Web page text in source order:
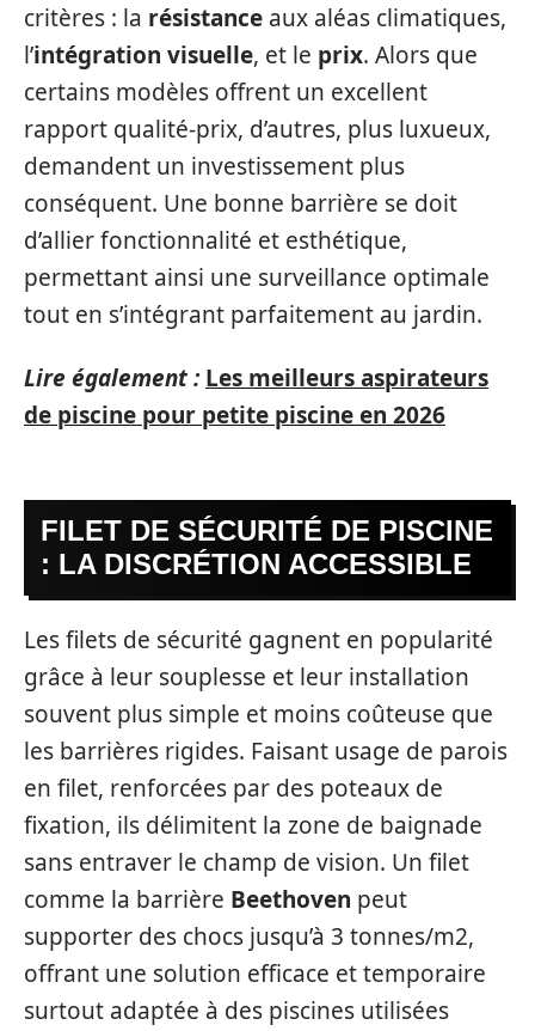
critères : la résistance aux aléas climatiques,
l’intégration visuelle, et le prix. Alors que
certains modèles offrent un excellent
rapport qualité-prix, d’autres, plus luxueux,
demandent un investissement plus
conséquent. Une bonne barrière se doit
d’allier fonctionnalité et esthétique,
permettant ainsi une surveillance optimale
tout en s’intégrant parfaitement au jardin.
Lire également : Les meilleurs aspirateurs
de piscine pour petite piscine en 2026
FILET DE SÉCURITÉ DE PISCINE
: LA DISCRÉTION ACCESSIBLE
Les filets de sécurité gagnent en popularité
grâce à leur souplesse et leur installation
souvent plus simple et moins coûteuse que
les barrières rigides. Faisant usage de parois
en filet, renforcées par des poteaux de
fixation, ils délimitent la zone de baignade
sans entraver le champ de vision. Un filet
comme la barrière Beethoven peut
supporter des chocs jusqu’à 3 tonnes/m2,
offrant une solution efficace et temporaire
surtout adaptée à des piscines utilisées